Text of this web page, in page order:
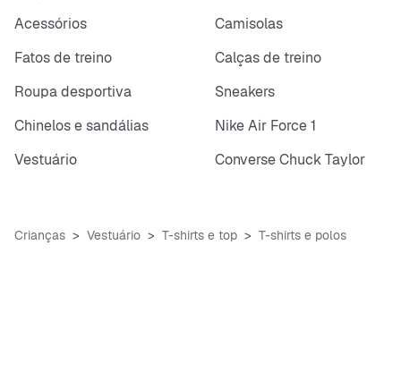
Acessórios
Camisolas
Fatos de treino
Calças de treino
Roupa desportiva
Sneakers
Chinelos e sandálias
Nike Air Force 1
Vestuário
Converse Chuck Taylor
Crianças Vestuário T-shirts e top T-shirts e polos